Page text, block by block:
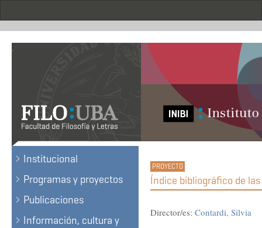
.
Institucional
Programas y proyectos
Publicaciones
Información, cultura y
Índice bibliográfico de
Director/es: Contardi, Silvia